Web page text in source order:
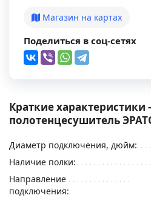
Магазин на картах
Поделиться в соц-сетях
Краткие характеристики
полотенцесушитель
Диаметр подключения, дюйм:
Наличие полки:
Направление
подключения: